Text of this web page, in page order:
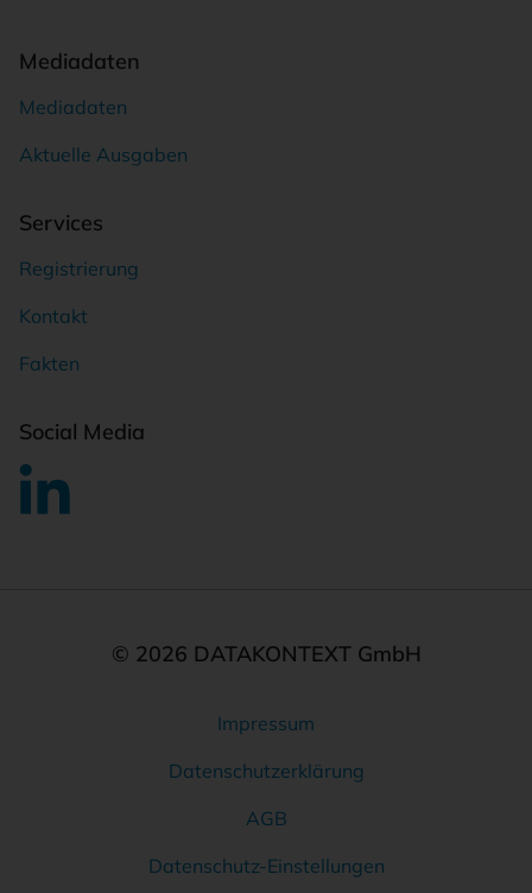
Mediadaten
Mediadaten
Aktuelle Ausgaben
Services
Registrierung
Kontakt
Fakten
Social Media
© 2026 DATAKONTEXT GmbH
Impressum
Datenschutzerklärung
AGB
Datenschutz-Einstellungen